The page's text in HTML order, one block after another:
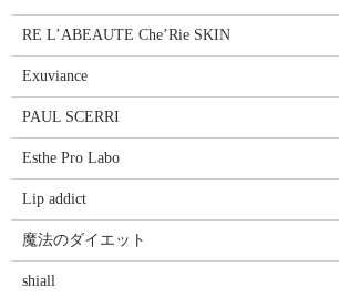
RE L’ABEAUTE Che’Rie SKIN
Exuviance
PAUL SCERRI
Esthe Pro Labo
Lip addict
魔法のダイエット
shiall